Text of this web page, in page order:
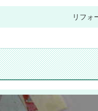
リフォ